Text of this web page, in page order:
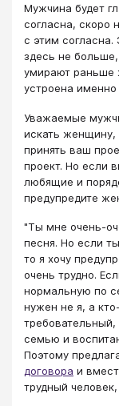
Мужчина будет
согласна, скоро
с этим согласна.
здесь не
умирают раньше
устроена именно
Уважаемые
искать женщину,
принять ваш
проект. Но если
любящие и
предупредите
"Ты мне очень-
песня. Но если
то я хочу
очень трудно.
нормальную по
нужен не я, а
семью и
Поэтому
договора и
трудный человек,